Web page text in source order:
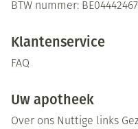
BTW nummer:
Klantenservice
FAQ
Uw apotheek
Over ons Nuttige links